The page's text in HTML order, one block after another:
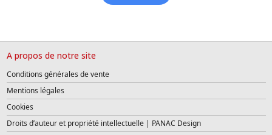
A propos de notre site
Conditions générales de vente
Mentions légales
Cookies
Droits d’auteur et propriété intellectuelle | PANAC Design